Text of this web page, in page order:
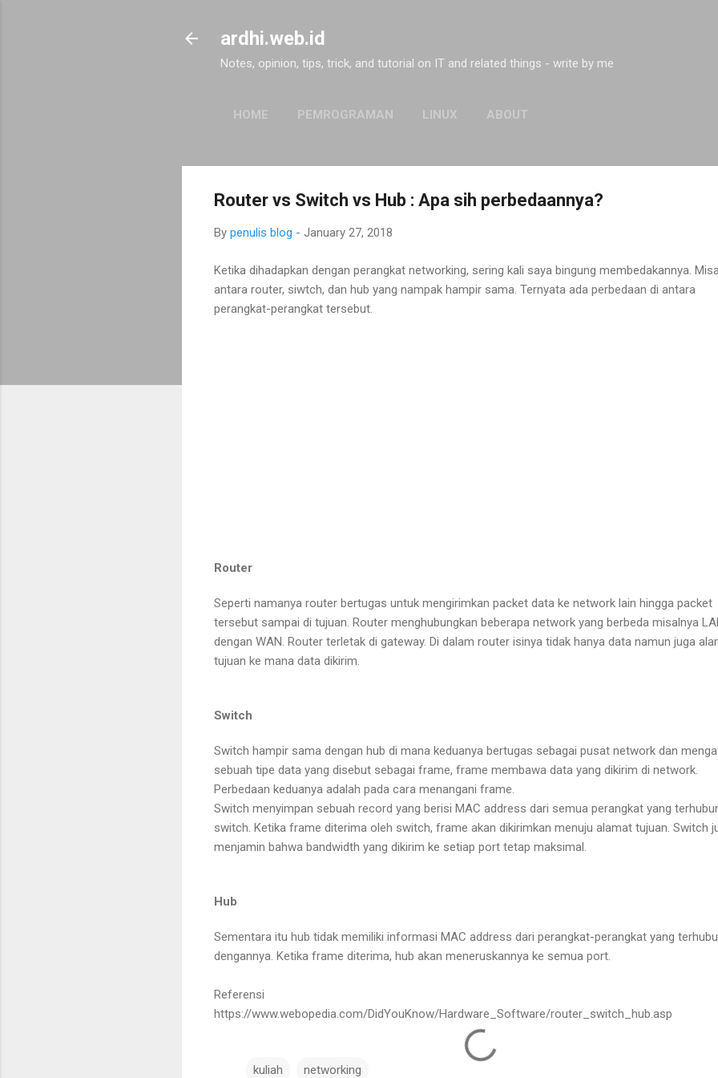
ardhi.web.id
Notes, opinion, tips, trick, and tutorial on IT and related things - write by me
HOME PEMROGRAMAN LINUX ABOUT
Router vs Switch vs Hub : Apa sih perbedaannya?
By penulis blog - January 27, 2018
Ketika dihadapkan dengan perangkat networking, sering kali saya bingung membedakannya.
antara router, siwtch, dan hub yang nampak hampir sama. Ternyata ada perbedaan di antara
perangkat-perangkat tersebut.
Router
Seperti namanya router bertugas untuk mengirimkan packet data ke network lain hingga packet
tersebut sampai di tujuan. Router menghubungkan beberapa network yang berbeda misalnya
dengan WAN. Router terletak di gateway. Di dalam router isinya tidak hanya data namun juga
tujuan ke mana data dikirim.
Switch
Switch hampir sama dengan hub di mana keduanya bertugas sebagai pusat network dan
sebuah tipe data yang disebut sebagai frame, frame membawa data yang dikirim di network.
Perbedaan keduanya adalah pada cara menangani frame.
Switch menyimpan sebuah record yang berisi MAC address dari semua perangkat yang
switch. Ketika frame diterima oleh switch, frame akan dikirimkan menuju alamat tujuan. Switch
menjamin bahwa bandwidth yang dikirim ke setiap port tetap maksimal.
Hub
Sementara itu hub tidak memiliki informasi MAC address dari perangkat-perangkat yang
dengannya. Ketika frame diterima, hub akan meneruskannya ke semua port.
Referensi
https://www.webopedia.com/DidYouKnow/Hardware_Software/router_switch_hub.asp
kuliah networking